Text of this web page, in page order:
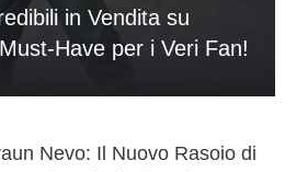
in Vendita su
Have per i Veri Fan!
Nevo: Il Nuovo Rasoio di